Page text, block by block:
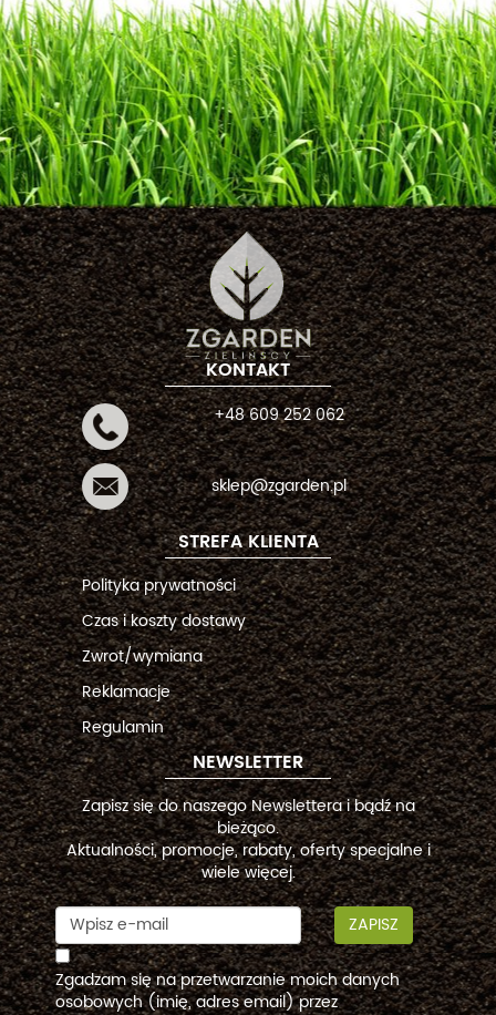
KONTAKT
+48 609 252 062
sklep@zgarden.pl
STREFA KLIENTA
Polityka prywatności
Czas i koszty dostawy
Zwrot/wymiana
Reklamacje
Regulamin
NEWSLETTER
Zapisz się do naszego Newslettera i bądź na
bieżąco.
Aktualności, promocje, rabaty, oferty specjalne i
wiele więcej.
ZAPISZ
Zgadzam się na przetwarzanie moich danych
osobowych (imię, adres email) przez